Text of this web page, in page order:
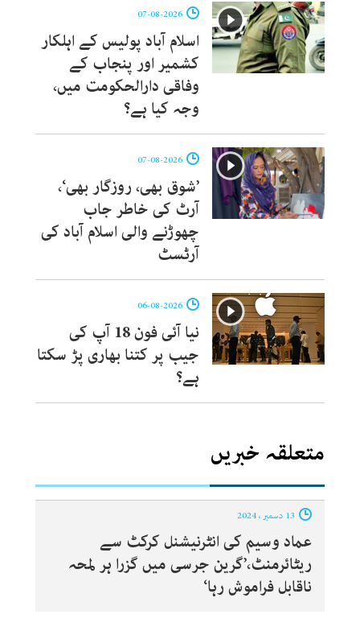
اسلام آباد پولیس کے اہلکار
کشمیر اور پنجاب کے
وفاقی دارالحکومت میں،
وجہ کیا ہے؟
’شوق بھی، روزگار بھی‘،
آرٹ کی خاطر جاب
چھوڑنے والی اسلام آباد کی
آرٹسٹ
نیا آئی فون 18 آپ کی
جیب پر کتنا بھاری پڑ سکتا
ہے؟
متعلقہ خبریں
عماد وسیم کی انٹرنیشنل کرکٹ سے
ریٹائرمنٹ،’گرین جرسی میں گزرا ہر لمحہ
ناقابل فراموش رہا‘